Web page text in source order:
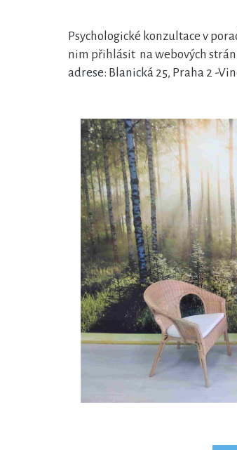
Psychologické konzultace v
nim přihlásit na webových
adrese: Blanická 25, Praha 2 -